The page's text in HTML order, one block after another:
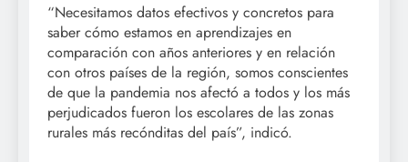
“Necesitamos datos efectivos y concretos para
saber cómo estamos en aprendizajes en
comparación con años anteriores y en relación
con otros países de la región, somos conscientes
de que la pandemia nos afectó a todos y los más
perjudicados fueron los escolares de las zonas
rurales más recónditas del país”, indicó.